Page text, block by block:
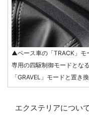
▲ベース車の「TRACK」モ
専用の四駆制御モードとな
「GRAVEL」モードと置き
エクステリアについ